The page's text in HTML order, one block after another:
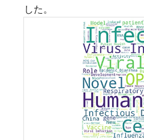
した。